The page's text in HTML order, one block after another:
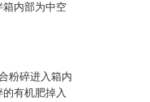
箱内部为中空
粉碎进入箱内
有机肥掉入